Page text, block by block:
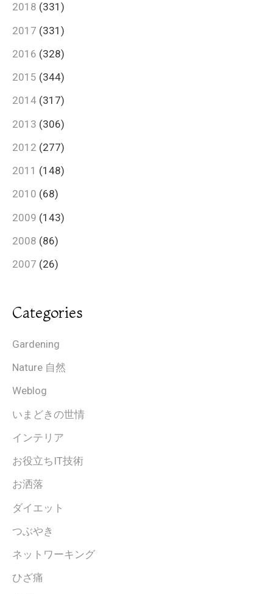
2018 (331)
2017 (331)
2016 (328)
2015 (344)
2014 (317)
2013 (306)
2012 (277)
2011 (148)
2010 (68)
2009 (143)
2008 (86)
2007 (26)
Categories
Gardening
Nature 自然
Weblog
いまどきの世情
インテリア
お役立ちIT技術
お洒落
ダイエット
つぶやき
ネットワーキング
ひざ痛